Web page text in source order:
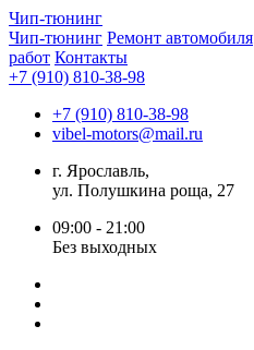
Чип-тюнинг
Чип-тюнинг Ремонт автомобиля
работ Контакты
+7 (910) 810-38-98
+7 (910) 810-38-98
vibel-motors@mail.ru
г. Ярославль,
ул. Полушкина роща, 27
09:00 - 21:00
Без выходных